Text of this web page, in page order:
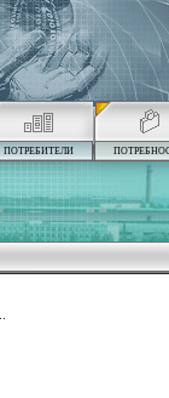
ПОТРЕБИТЕЛИ